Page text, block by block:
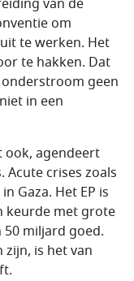
van de
om
te werken. Het
te hakken. Dat
geen
in een
ook, agendeert
Acute crises zoals
Gaza. Het EP is
keurde met grote
miljard goed.
is het van